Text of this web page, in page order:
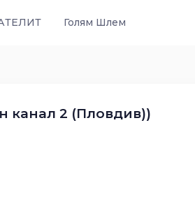
Голям Шлем
канал 2 (Пловдив))